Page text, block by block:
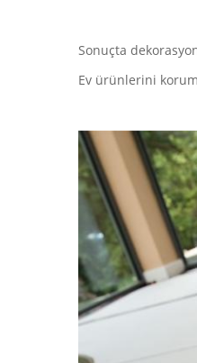
Sonuçta
Ev ürünlerini